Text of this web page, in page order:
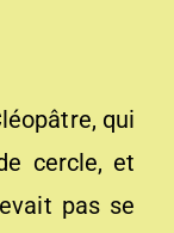
qui
cercle, et
pas se